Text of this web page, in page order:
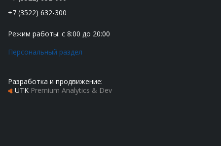
+7 (3522) 632-300
Режим работы: с 8:00 до 20:00
Персональный раздел
Разработка и продвижение:
UTK Premium Analytics & Dev